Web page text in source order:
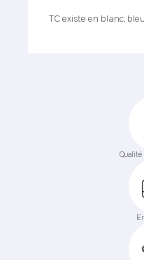
TC existe en blanc,